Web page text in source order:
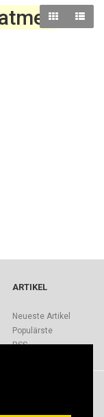
"
ARTIKEL
Neueste Artikel
Populärste
RSS